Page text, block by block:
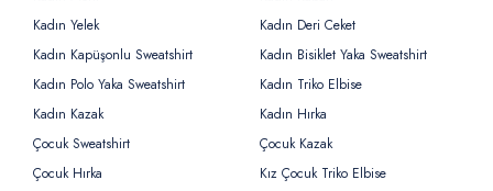
Kadın Yelek
Kadın Deri Ceket
Kadın Kapüşonlu Sweatshirt
Kadın Bisiklet Yaka Sweatshirt
Kadın Polo Yaka Sweatshirt
Kadın Triko Elbise
Kadın Kazak
Kadın Hırka
Çocuk Sweatshirt
Çocuk Kazak
Çocuk Hırka
Kız Çocuk Triko Elbise